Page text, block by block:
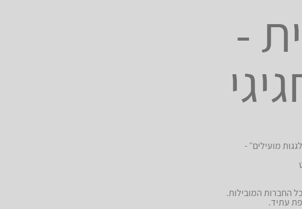
-
מועילים״ -
החברות המובילות.
עתיד.